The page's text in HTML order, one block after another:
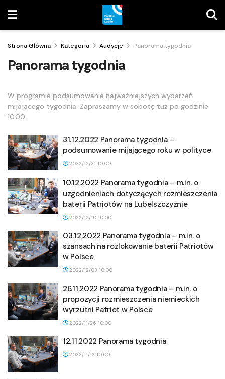
Strona Główna Kategoria Audycje Panorama tygodnia
Panorama tygodnia
W programie podsumowanie najważniejszych wydarzeń
mijającego tygodnia. Zapraszamy w sobotę tuż po godzinie
10.00.
31.12.2022 Panorama tygodnia –
podsumowanie mijającego roku w polityce
2022/12/31 10:00
10.12.2022 Panorama tygodnia – m.in. o
uzgodnieniach dotyczących rozmieszczenia
baterii Patriotów na Lubelszczyźnie
2022/12/10 10:00
03.12.2022 Panorama tygodnia – m.in. o
szansach na rozlokowanie baterii Patriotów
w Polsce
2022/12/03 10:00
26.11.2022 Panorama tygodnia – m.in. o
propozycji rozmieszczenia niemieckich
wyrzutni Patriot w Polsce
2022/11/26 10:00
12.11.2022 Panorama tygodnia
2022/11/12 10:00